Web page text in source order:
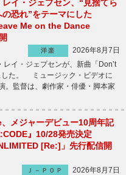
レイ・ジェプセン、“見捨てら
恐れ”をテーマにした
Me on the Dance
洋楽
2026年8月7日
イ・ジェプセンが、新曲「Don’t
した。 ミュージック・ビデオに
。監督は、劇作家・俳優・脚本家
メジャーデビュー10周年記
』10/28発売決定
[Re:]」先行配信開
Ｊ－ＰＯＰ
2026年8月7日